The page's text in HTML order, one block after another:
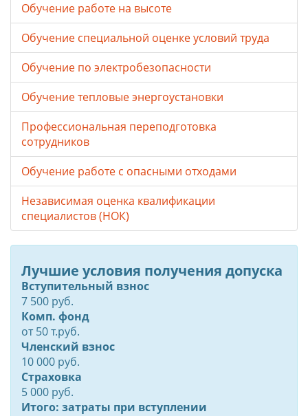
Обучение работе на высоте
Обучение специальной оценке условий труда
Обучение по электробезопасности
Обучение тепловые энергоустановки
Профессиональная переподготовка
сотрудников
Обучение работе с опасными отходами
Независимая оценка квалификации
специалистов (НОК)
Лучшие условия получения допуска
Вступительный взнос
7 500 руб.
Комп. фонд
от50т.руб.
Членский взнос
10 000 руб.
Страховка
5 000 руб.
Итого: затраты при вступлении